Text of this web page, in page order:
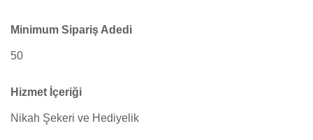
Minimum Sipariş Adedi
50
Hizmet İçeriği
Nikah Şekeri ve Hediyelik